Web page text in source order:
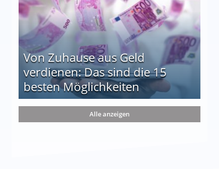
Von Zuhause aus Geld
verdienen: Das sind die 15
besten Möglichkeiten
die 15 besten Möglichkeiten
Alle anzeigen